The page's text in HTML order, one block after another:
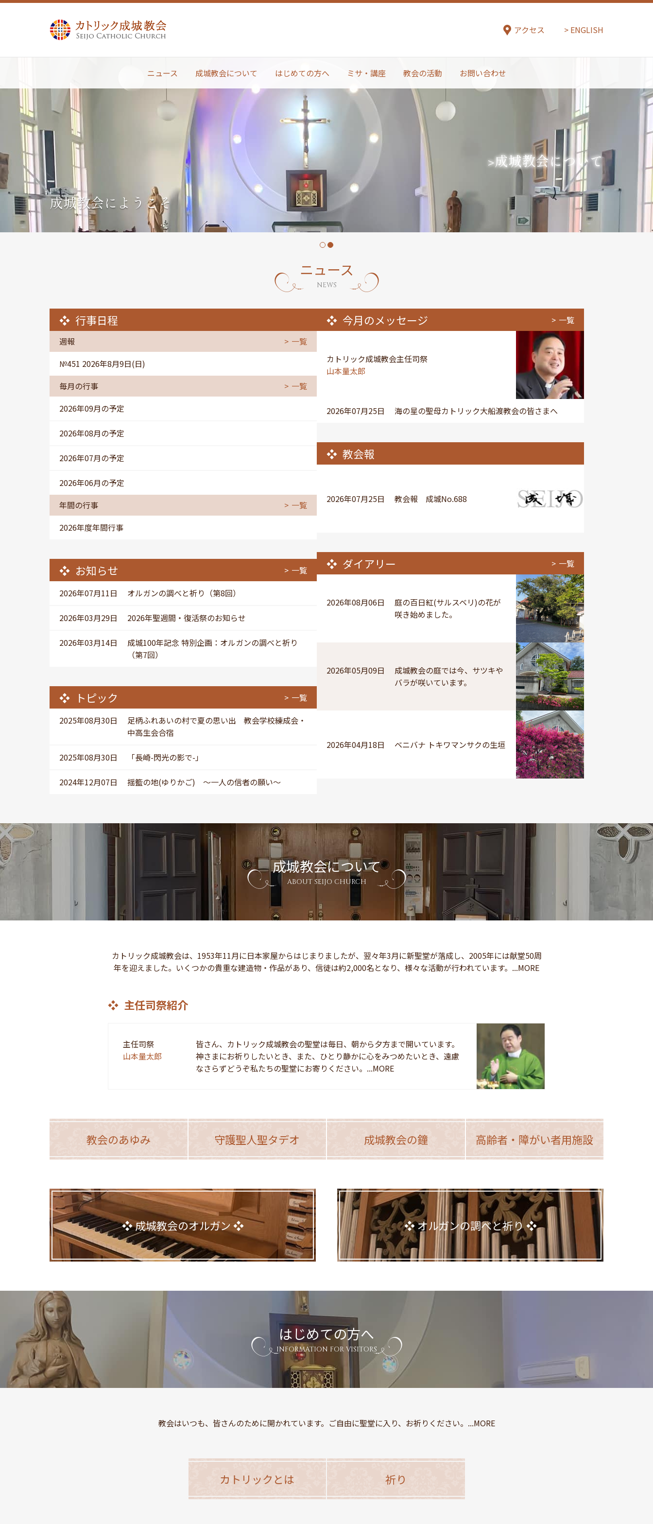
アクセス ENGLISH
ニュース 成城教会について はじめての方へ ミサ・講座 教会の活動 お問い合わせ
成城教会にようこそ
成城教会について
ニュース
NEWS
行事日程
週報
一覧
№451 2026年8月9日(日)
毎月の行事
一覧
2026年09月の予定
2026年08月の予定
2026年07月の予定
2026年06月の予定
年間の行事
一覧
2026年度年間行事
お知らせ
一覧
2026年07月11日
オルガンの調べと祈り（第8回）
2026年03月29日 2026年聖週間・復活祭のお知らせ
2026年03月14日
成城100年記念 特別企画：オルガンの調べと祈り
（第7回）
トピック
一覧
2025年08月30日
足柄ふれあいの村で夏の思い出 教会学校練成会・
中高生会合宿
2025年08月30日 「長崎-閃光の影で-」
2024年12月07日 揺籃の地(ゆりかご) ～一人の信者の願い～
今月のメッセージ 一覧
カトリック成城教会主任司祭
山本量太郎
2026年07月25日 海の星の聖母カトリック大船渡教会の皆さまへ
教会報
2026年07月25日 教会報 成城No.688
ダイアリー 一覧
2026年08月06日
庭の百日紅(サルスベリ)の花が
咲き始めました。
2026年05月09日
成城教会の庭では今、サツキや
バラが咲いています。
2026年04月18日 ベニバナ トキワマンサクの生垣
成城教会について
ABOUT SEIJO CHURCH
カトリック成城教会は、1953年11月に日本家屋からはじまりましたが、翌々年3月に新聖堂が落成し、2005年には献堂50周
年を迎えました。いくつかの貴重な建造物・作品があり、信徒は約2,000名となり、様々な活動が行われています。...MORE
主任司祭紹介
主任司祭
山本量太郎
皆さん、カトリック成城教会の聖堂は毎日、朝から夕方まで開いています。
神さまにお祈りしたいとき、また、ひとり静かに心をみつめたいとき、遠慮
なさらずどうぞ私たちの聖堂にお寄りください。...MORE
教会のあゆみ 守護聖人聖タデオ 成城教会の鐘 高齢者・ 障がい者用施設
成城教会のオルガン オルガンの調べと祈り
はじめての方へ
INFORMATION FOR VISITORS
教会はいつも、皆さんのために開かれています。ご自由に聖堂に入り、お祈りください。...MORE
カトリックとは 祈り